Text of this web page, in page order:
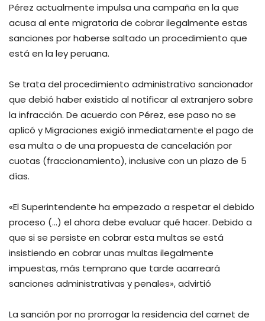
Pérez actualmente impulsa una campaña en la que
acusa al ente migratoria de cobrar ilegalmente estas
sanciones por haberse saltado un procedimiento que
está en la ley peruana.
Se trata del procedimiento administrativo sancionador
que debió haber existido al notificar al extranjero sobre
la infracción. De acuerdo con Pérez, ese paso no se
aplicó y Migraciones exigió inmediatamente el pago de
esa multa o de una propuesta de cancelación por
cuotas (fraccionamiento), inclusive con un plazo de 5
días.
«El Superintendente ha empezado a respetar el debido
proceso (…) el ahora debe evaluar qué hacer. Debido a
que si se persiste en cobrar esta multas se está
insistiendo en cobrar unas multas ilegalmente
impuestas, más temprano que tarde acarreará
sanciones administrativas y penales», advirtió
La sanción por no prorrogar la residencia del carnet de